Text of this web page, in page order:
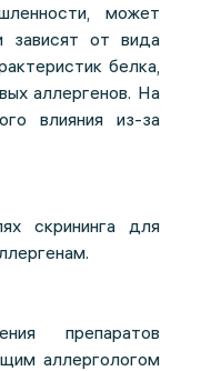
может
зависят от вида
белка,
аллергенов. На
влияния из-за
скрининга для
препаратов
аллергологом